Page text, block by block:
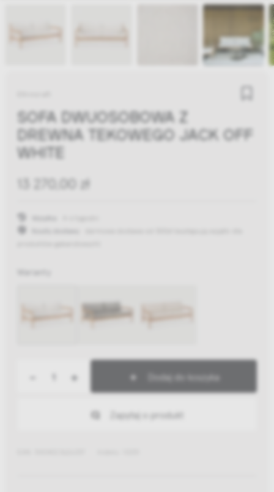
SOFA DWUOSOBOWA Z
DREWNA TEKOWEGO JACK OFF
WHITE
13 270,00 zł
Warianty
+ Dodaj do koszyka
Zapytaj o produkt